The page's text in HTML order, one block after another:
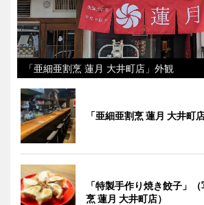
「亜細亜割烹 蓮月 大井町店」外観
「亜細亜割烹 蓮月 大井町
「特製手作り焼き餃子」
烹 蓮月 大井町店）